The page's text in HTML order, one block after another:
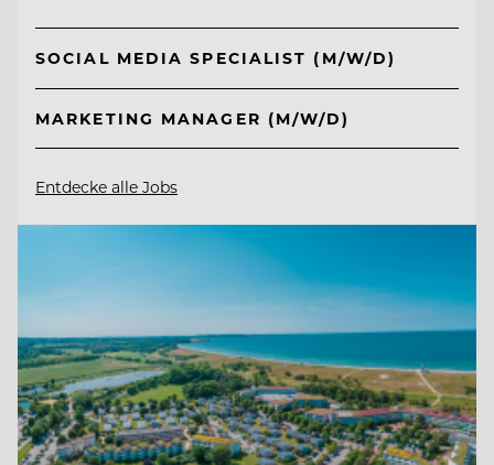
SOCIAL MEDIA SPECIALIST (M/W/D)
MARKETING MANAGER (M/W/D)
Entdecke alle Jobs